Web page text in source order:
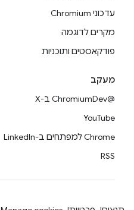
עדכוני Chromium
מקרים לדוגמה
פודקאסטים ותוכניות
מעקב
@ChromiumDev ב-X
YouTube
Chrome למפתחים ב-LinkedIn
RSS